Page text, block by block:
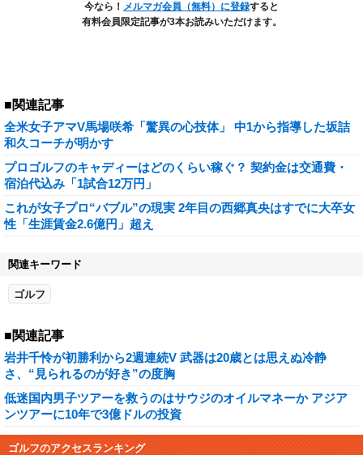
今なら！ メルマガ会員（無料）に登録すると
有料会員限定記事が3本お読みいただけます。
■関連記事
全米女子アマV馬場咲希「驚異の心技体」 中1から指導した坂詰
和久コーチが明かす
プロゴルフのキャディーはどのくらい稼ぐ？ 契約金は交通費・
宿泊代込み「1試合12万円」
これが女子プロ“バブル”の現実 2年目の西郷真央はすでに大卒女
性「生涯賃金2.6億円」超え
関連キーワード
ゴルフ
■関連記事
岩井千怜が初勝利から2週連続V 武器は20歳とは思えぬ冷静
さ、“見られるのが好き”の度胸
低迷国内男子ツアーを救うのはサウジのオイルマネーか アジア
ンツアーに10年で3億ドルの投資
ゴルフのアクセスランキング